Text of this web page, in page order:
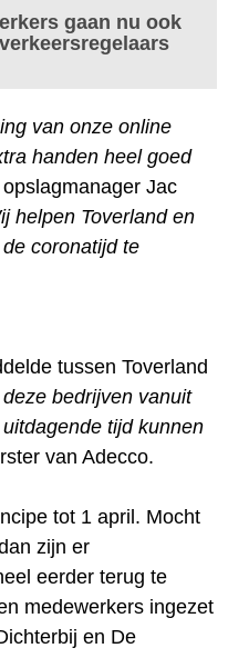
gaan nu ook
van onze online
handen heel goed
Jac
helpen Toverland en
coronatijd te
tussen Toverland
bedrijven vanuit
tijd kunnen
van Adecco.
tot 1 april. Mocht
zijn er
eerder terug te
medewerkers ingezet
en De